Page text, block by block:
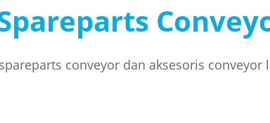
conveyor dan aksesoris conveyor